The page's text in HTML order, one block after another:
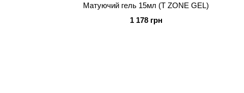
Матуючий гель 15мл (T ZONE GEL)
1 178 грн